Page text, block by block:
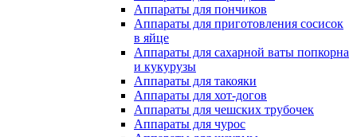
Аппараты для пончиков
Аппараты для приготовления сосисок
в яйце
Аппараты для сахарной ваты попкорна
и кукурузы
Аппараты для такояки
Аппараты для хот-догов
Аппараты для чешских трубочек
Аппараты для чурос